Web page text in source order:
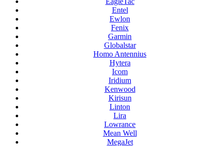
Entel
Ewlon
Fenix
Garmin
Globalstar
Homo Antennius
Hytera
Icom
Iridium
Kenwood
Kirisun
Linton
Lira
Lowrance
Mean Well
MegaJet